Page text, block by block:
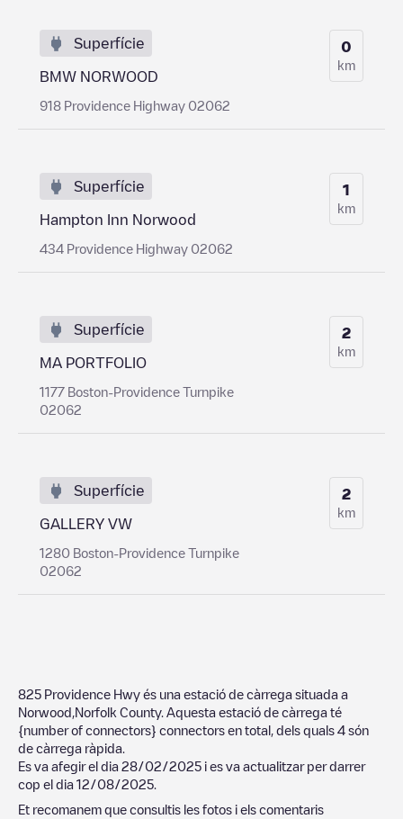
Superfície
BMW NORWOOD
918 Providence Highway 02062
0
km
Superfície
Hampton Inn Norwood
434 Providence Highway 02062
1
km
Superfície
MA PORTFOLIO
1177 Boston-Providence Turnpike
02062
2
km
Superfície
GALLERY VW
1280 Boston-Providence Turnpike
02062
2
km
825 Providence Hwy és una estació de càrrega situada a
Norwood Norfolk County. Aquesta estació de càrrega té
{number of connectors} connectors en total, dels quals 4 són
de càrrega ràpida.
Es va afegir el dia 28/02/2025 i es va actualitzar per darrer
cop el dia 12/08/2025
Et recomanem que consultis les fotos i els comentaris